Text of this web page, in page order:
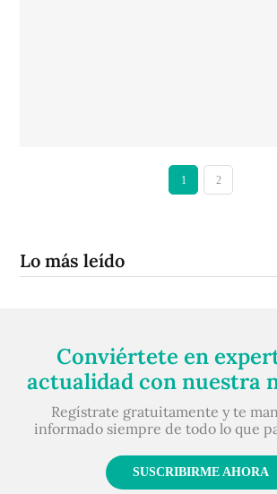
1 2
Lo más leído
Conviértete en
actualidad con nuestra
Regístrate gratuitamente y te
informado siempre de todo lo que
SUSCRIBIRME AHORA